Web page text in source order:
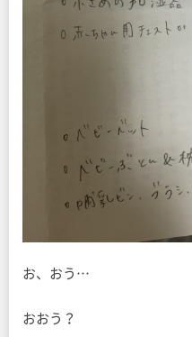
お、おう…
おおう？